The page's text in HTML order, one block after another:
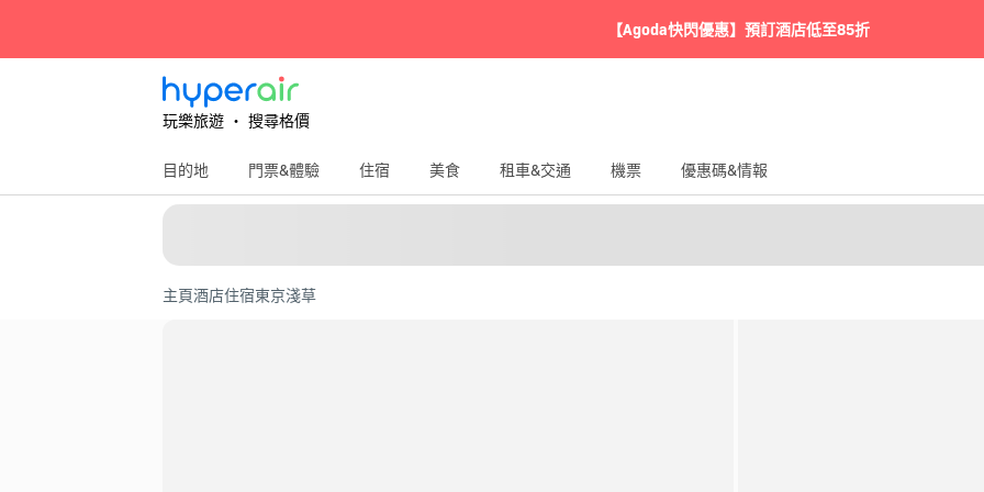
【Agoda快閃優惠】預訂酒店低至85折
玩樂旅遊 ‧ 搜尋格價
目的地 門票&體驗 住宿 美食 租車&交通 機票 優惠碼&情報
主頁酒店住宿東京淺草